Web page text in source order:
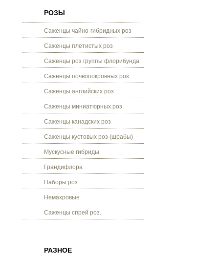
РОЗЫ
Саженцы чайно-гибридных роз
Саженцы плетистых роз
Саженцы роз группы флорибунда
Саженцы почвопокровных роз
Саженцы английских роз
Саженцы миниатюрных роз
Саженцы канадских роз
Саженцы кустовых роз (шрабы)
Мускусные гибриды.
Грандифлора
Наборы роз
Немахровые
Саженцы спрей роз.
РАЗНОЕ